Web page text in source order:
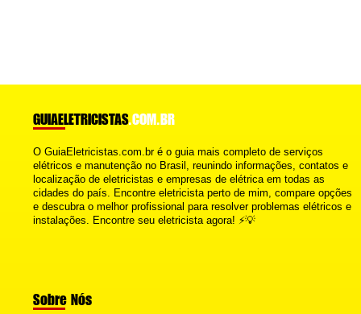
GUIAELETRICISTAS.COM.BR
O GuiaEletricistas.com.br é o guia mais completo de serviços
elétricos e manutenção no Brasil, reunindo informações, contatos e
localização de eletricistas e empresas de elétrica em todas as
cidades do país. Encontre eletricista perto de mim, compare opções
e descubra o melhor profissional para resolver problemas elétricos e
instalações. Encontre seu eletricista agora! ⚡💡
Sobre Nós